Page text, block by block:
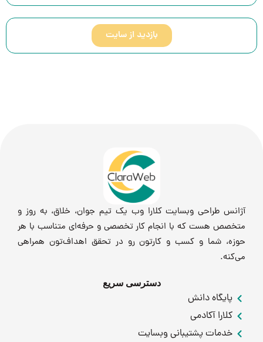
بازدید از سایت
آژانس طراحی وبسایت کلارا وب یک تیم جوان، خلاق، به روز و
متخصص هست که با انجام کار تخصصی و حرفه‌ای متناسب با هر
حوزه، شما و کسب و کارتون رو در تحقق اهداف‌تون همراهی
می‌کنه.
دسترسی سریع
پایگاه دانش
کلارا آکادمی
خدمات پشتیبانی وبسایت